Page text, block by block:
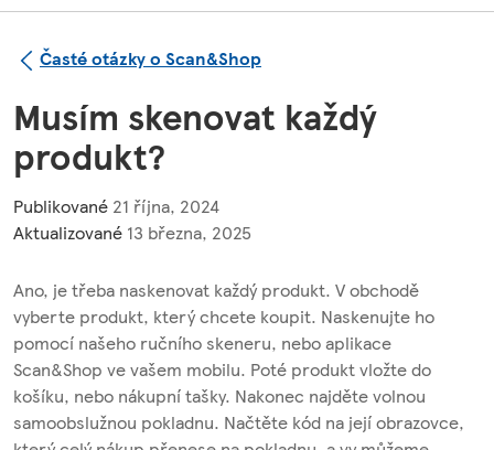
Časté otázky o Scan&Shop
Musím skenovat každý
produkt?
Publikované 21 října, 2024
Aktualizované 13 března, 2025
Ano, je třeba naskenovat každý produkt. V obchodě
vyberte produkt, který chcete koupit. Naskenujte ho
pomocí našeho ručního skeneru, nebo aplikace
Scan&Shop ve vašem mobilu. Poté produkt vložte do
košíku, nebo nákupní tašky. Nakonec najděte volnou
samoobslužnou pokladnu. Načtěte kód na její obrazovce,